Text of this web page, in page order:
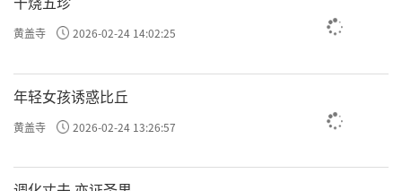
黄盖寺 2026-02-24 14:02:25
年轻女孩诱惑比丘
黄盖寺 2026-02-24 13:26:57